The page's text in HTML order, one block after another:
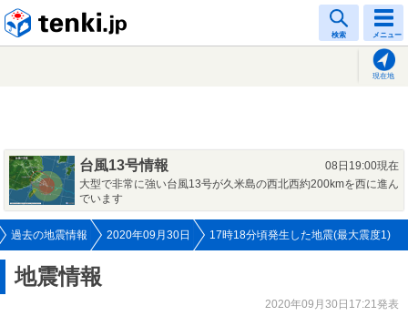
検索 メニュー
現在地
台風13号情報
08日19:00現在
大型で非常に強い台風13号が久米島の西北西約200kmを西に進ん
でいます
過去の地震情報 2020年09月30日 17時18分頃発生した地震(最大震度1)
地震情報
2020年09月30日17:21発表